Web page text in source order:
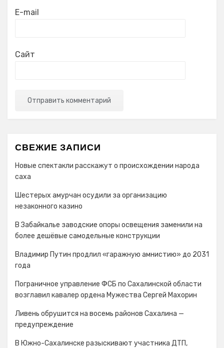
E-mail
Сайт
СВЕЖИЕ ЗАПИСИ
Новые спектакли расскажут о происхождении народа
cаха
Шестерых амурчан осудили за организацию
незаконного казино
В Забайкалье заводские опоры освещения заменили на
более дешёвые самодельные конструкции
Владимир Путин продлил «гаражную амнистию» до 2031
года
Пограничное управление ФСБ по Сахалинской области
возглавил кавалер ордена Мужества Сергей Махорин
Ливень обрушится на восемь районов Сахалина —
предупреждение
В Южно-Сахалинске разыскивают участника ДТП,